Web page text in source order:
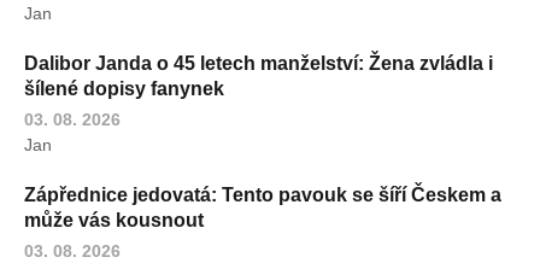
Jan
Dalibor Janda o 45 letech manželství: Žena zvládla i
šílené dopisy fanynek
03. 08. 2026
Jan
Zápřednice jedovatá: Tento pavouk se šíří Českem a
může vás kousnout
03. 08. 2026